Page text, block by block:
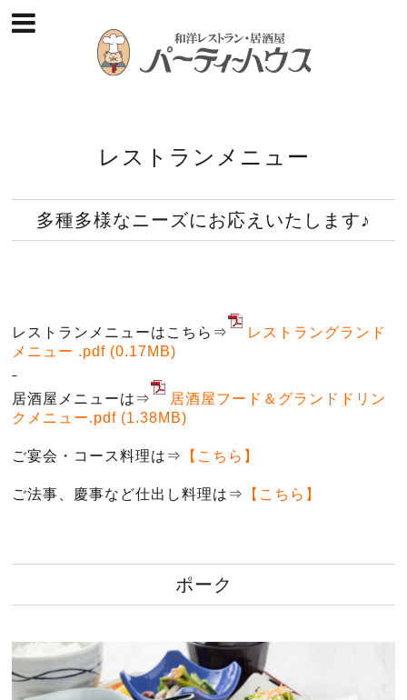
レストランメニュー
多種多様なニーズにお応えいたします♪
レストランメニューはこちら⇒
レストラングランド
メニュー .pdf (0.17MB)
居酒屋メニューは⇒
居酒屋フード＆グランドドリン
クメニュー.pdf (1.38MB)
ご宴会・コース料理は⇒ 【こちら】
ご法事、慶事など仕出し料理は⇒ 【こちら】
ポーク